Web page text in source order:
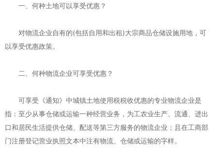
一、何种土地可以享受优惠？
对物流企业自有的(包括自用和出租)大宗商品仓储设施用地，可
以享受优惠政策。
二、何种物流企业可享受优惠？
可享受《通知》中城镇土地使用税税收优惠的专业物流企业是
指：至少从事仓储或运输一种经营业务，为工农业生产、流通、进出
口和居民生活提供仓储、配送等第三方服务的物流企业；且在工商部
门注册登记营业执照文本中注有物流、仓储或运输的字样。